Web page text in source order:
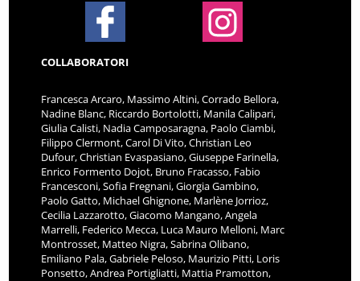
COLLABORATORI
Francesca Arcaro, Massimo Altini, Corrado Bellora,
Nadine Blanc, Riccardo Bortolotti, Manila Calipari,
Giulia Calisti, Nadia Camposaragna, Paolo Ciambi,
Filippo Clermont, Carol Di Vito, Christian Leo
Dufour, Christian Evaspasiano, Giuseppe Farinella,
Enrico Formento Dojot, Bruno Fracasso, Fabio
Francesconi, Sofia Fregnani, Giorgia Gambino,
Paolo Gatto, Michael Ghignone, Marlène Jorrioz,
Cecilia Lazzarotto, Giacomo Mangano, Angela
Marrelli, Federico Mecca, Luca Mauro Melloni, Marc
Montrosset, Matteo Nigra, Sabrina Olibano,
Emiliano Pala, Gabriele Peloso, Maurizio Pitti, Loris
Ponsetto, Andrea Portigliatti, Mattia Pramotton,